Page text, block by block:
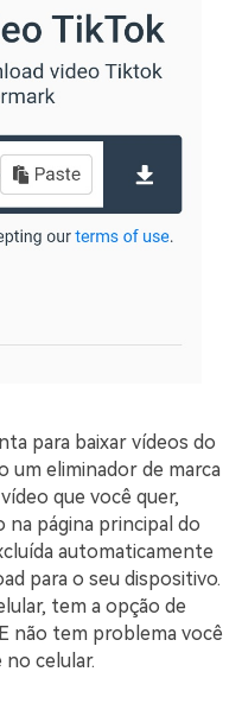
para baixar vídeos do
um eliminador de marca
que você quer,
na página principal do
automaticamente
para o seu dispositivo.
tem a opção de
não tem problema você
celular.